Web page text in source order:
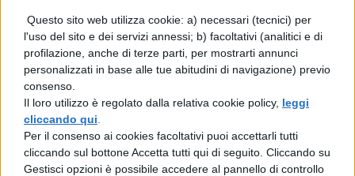
Questo sito web utilizza cookie: a) necessari (tecnici) per
l'uso del sito e dei servizi annessi; b) facoltativi (analitici e di
profilazione, anche di terze parti, per mostrarti annunci
personalizzati in base alle tue abitudini di navigazione) previo
consenso.
Il loro utilizzo è regolato dalla relativa cookie policy, leggi
cliccando qui
Per il consenso ai cookies facoltativi puoi accettarli tutti
cliccando sul bottone Accetta tutti qui di seguito. Cliccando su
Gestisci opzioni è possibile accedere al pannello di controllo
nazionali contro
l’emergenza visiva
Dal 2000 al 2023 si è registrato un notevole
miglioramento nel settore della salute
visiva, conun incremento del 50% nel
numero di persone che hanno ricevuto